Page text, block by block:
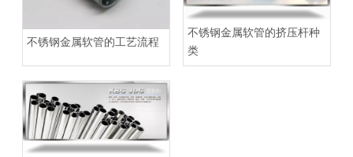
不锈钢金属软管的工艺流程
不锈钢金属软管的挤压杆种
类